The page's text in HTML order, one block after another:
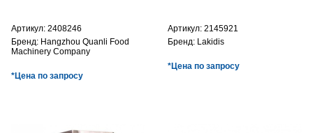
Артикул: 2408246
Бренд: Hangzhou Quanli Food
Machinery Company
*Цена по запросу
Артикул: 2145921
Бренд: Lakidis
*Цена по запросу